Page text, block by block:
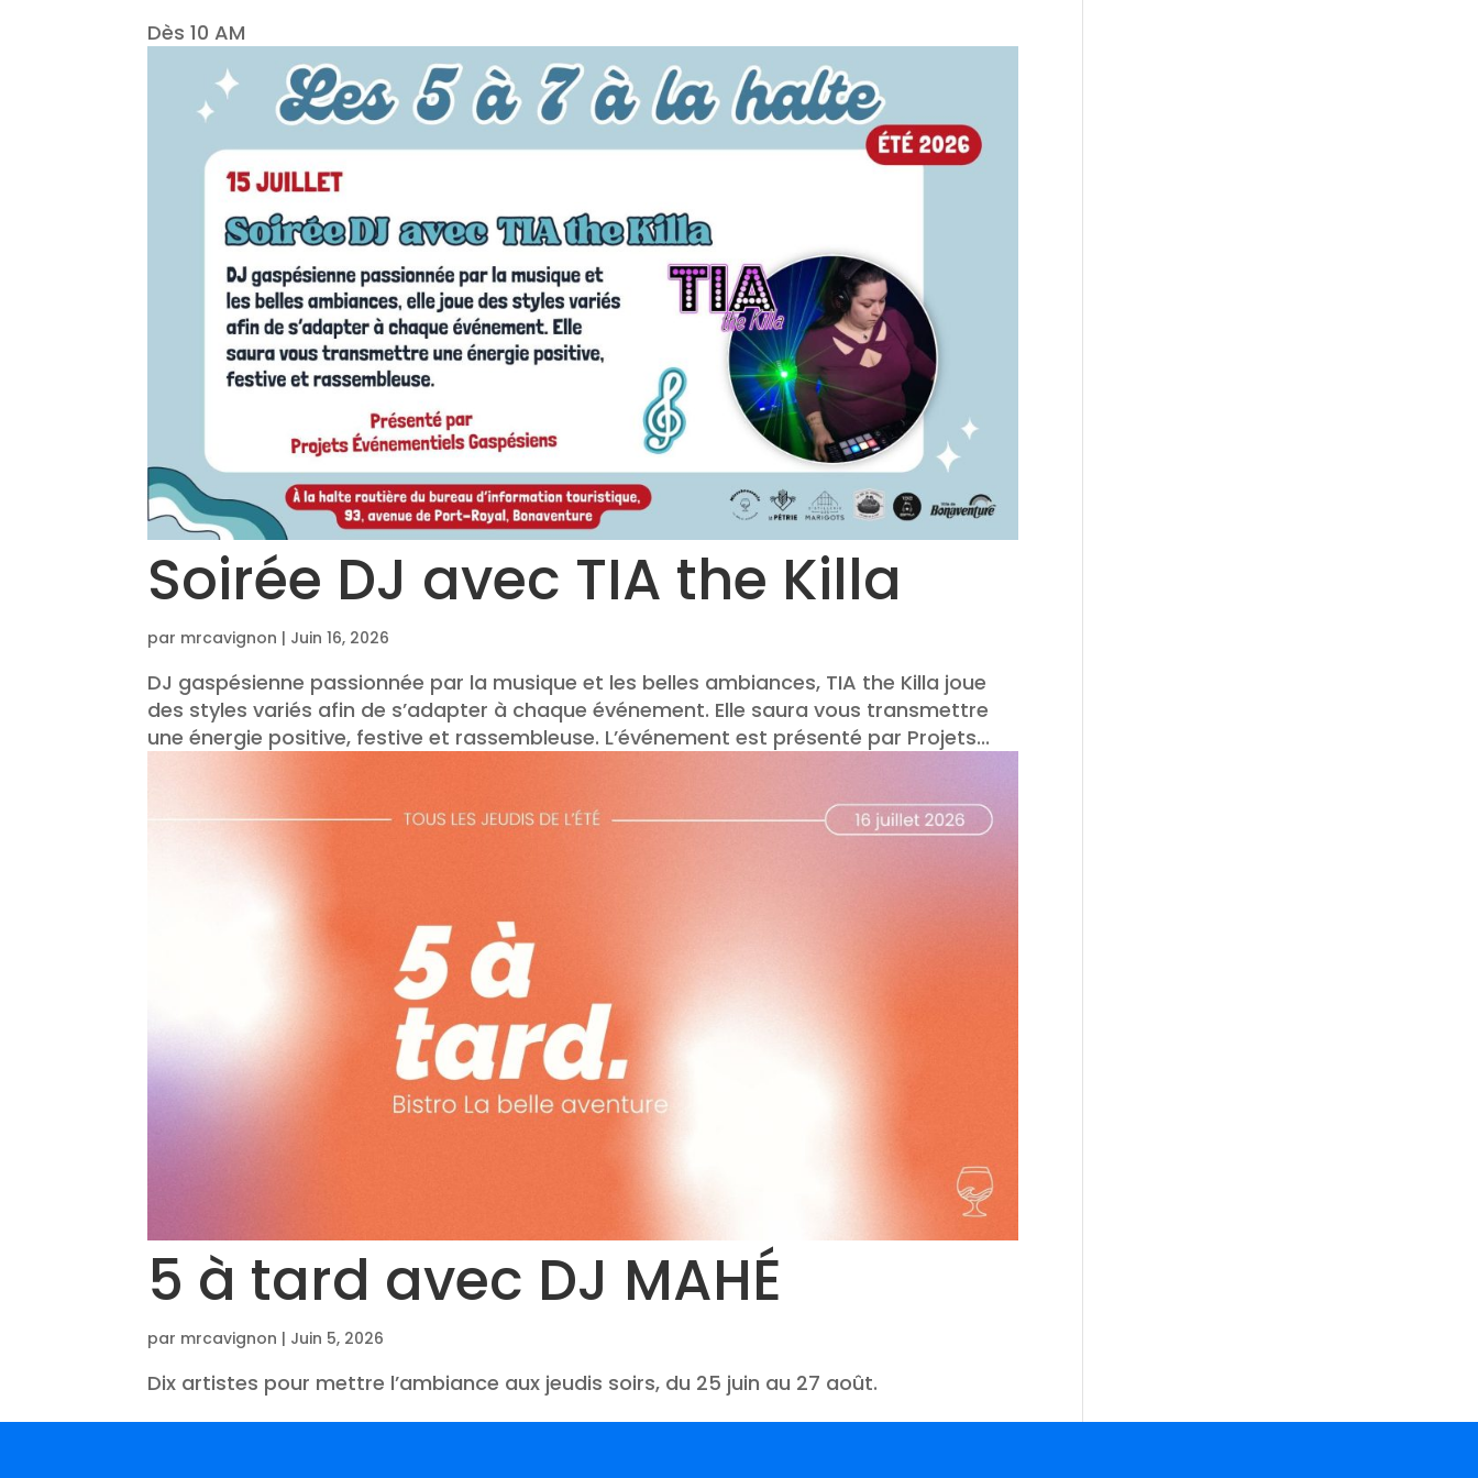
Dès 10 AM
Soirée DJ avec TIA the Killa
par mrcavignon | Juin 16, 2026
DJ gaspésienne passionnée par la musique et les belles ambiances, TIA the Killa joue
des styles variés afin de s’adapter à chaque événement. Elle saura vous transmettre
une énergie positive, festive et rassembleuse. L’événement est présenté par Projets...
5 à tard avec DJ MAHÉ
par mrcavignon | Juin 5, 2026
Dix artistes pour mettre l’ambiance aux jeudis soirs, du 25 juin au 27 août.